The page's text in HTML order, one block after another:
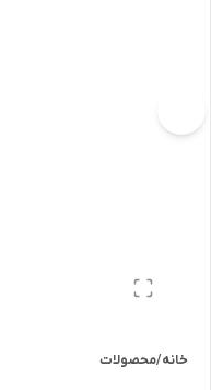
خانه/محصولات